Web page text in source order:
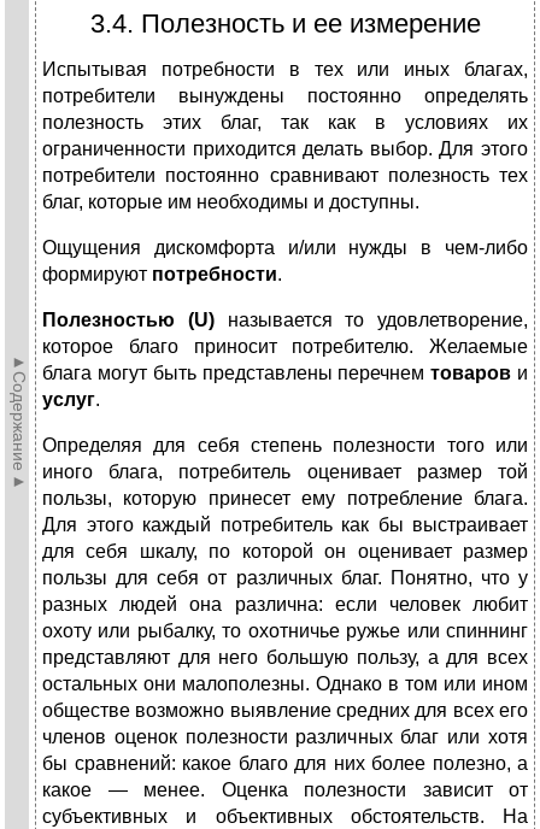
►Содержание►
3.4. Полезность и ее измерение
Испытывая потребности в тех или иных благах,
потребители вынуждены постоянно определять
полезность этих благ, так как в условиях их
ограниченности приходится делать выбор. Для этого
потребители постоянно сравнивают полезность тех
благ, которые им необходимы и доступны.
Ощущения дискомфорта и/или нужды в чем-либо
формируют потребности.
Полезностью (U)называется то удовлетворение,
которое благо приносит потребителю. Желаемые
блага могут быть представлены перечнемтоваров и
услуг.
Определяя для себя степень полезности того или
иного блага, потребитель оценивает размер той
пользы, которую принесет ему потребление блага.
Для этого каждый потребитель как бы выстраивает
для себя шкалу, по которой он оценивает размер
пользы для себя от различных благ. Понятно, что у
разных людей она различна: если человек любит
охоту или рыбалку, то охотничье ружье или спиннинг
представляют для него большую пользу, а для всех
остальных они малополезны. Однако в том или ином
обществе возможно выявление средних для всех его
членов оценок полезности различных благ или хотя
бы сравнений: какое благо для них более полезно, а
какое — менее. Оценка полезности зависит от
субъективных и объективных обстоятельств. На